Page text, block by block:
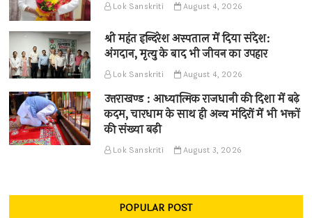
Lok Sanskriti August 4, 2026
श्री महंत इन्दिरेश अस्पताल में दिया संदेश:
अंगदान, मृत्यु के बाद भी जीवन का उपहार
Lok Sanskriti August 4, 2026
उत्तराखण्ड : आध्यात्मिक राजधानी की दिशा में बढ़े
कदम, चारधाम के साथ ही अन्य मंदिरों में भी भक्तों
की संख्या बढ़ी
Lok Sanskriti August 3, 2026
POPULAR POST